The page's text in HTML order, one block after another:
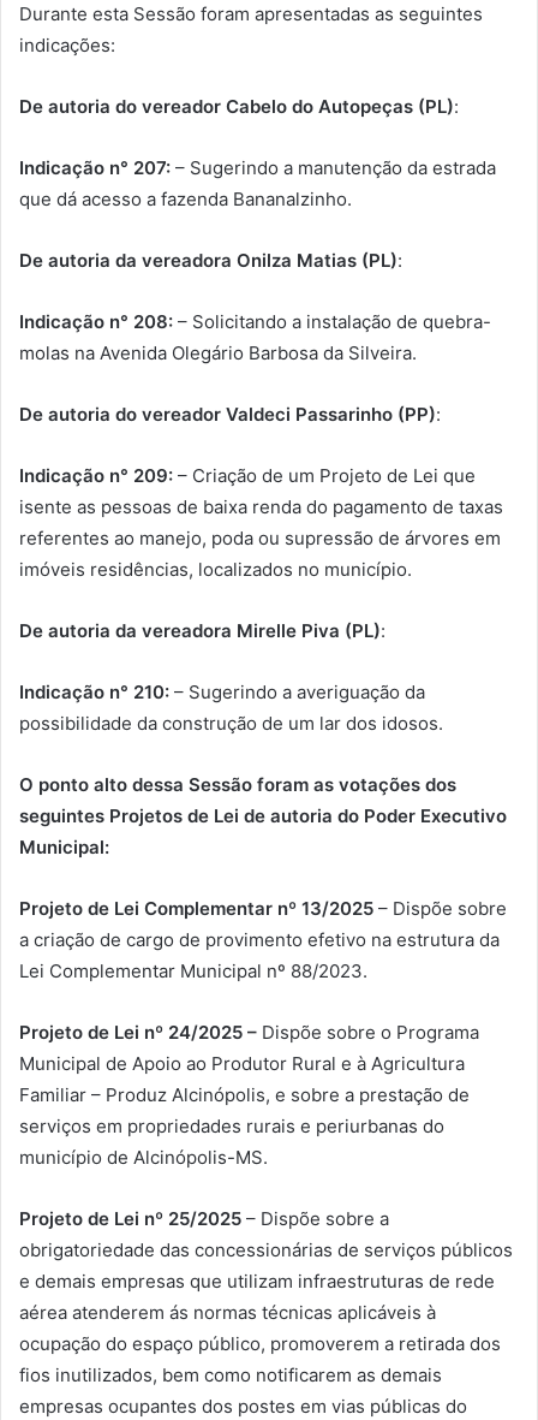
Durante esta Sessão foram apresentadas as seguintes
indicações:
De autoria do vereador Cabelo do Autopeças (PL):
Indicação n° 207: – Sugerindo a manutenção da estrada
que dá acesso a fazenda Bananalzinho.
De autoria da vereadora Onilza Matias (PL):
Indicação n° 208: – Solicitando a instalação de quebra-
molas na Avenida Olegário Barbosa da Silveira.
De autoria do vereador Valdeci Passarinho (PP):
Indicação n° 209: – Criação de um Projeto de Lei que
isente as pessoas de baixa renda do pagamento de taxas
referentes ao manejo, poda ou supressão de árvores em
imóveis residências, localizados no município.
De autoria da vereadora Mirelle Piva (PL):
Indicação n° 210: – Sugerindo a averiguação da
possibilidade da construção de um lar dos idosos.
O ponto alto dessa Sessão foram as votações dos
seguintes Projetos de Lei de autoria do Poder Executivo
Municipal:
Projeto de Lei Complementar nº 13/2025 – Dispõe sobre
a criação de cargo de provimento efetivo na estrutura da
Lei Complementar Municipal nº 88/2023.
Projeto de Lei nº 24/2025 – Dispõe sobre o Programa
Municipal de Apoio ao Produtor Rural e à Agricultura
Familiar – Produz Alcinópolis, e sobre a prestação de
serviços em propriedades rurais e periurbanas do
município de Alcinópolis-MS.
Projeto de Lei nº 25/2025 – Dispõe sobre a
obrigatoriedade das concessionárias de serviços públicos
e demais empresas que utilizam infraestruturas de rede
aérea atenderem ás normas técnicas aplicáveis à
ocupação do espaço público, promoverem a retirada dos
fios inutilizados, bem como notificarem as demais
empresas ocupantes dos postes em vias públicas do